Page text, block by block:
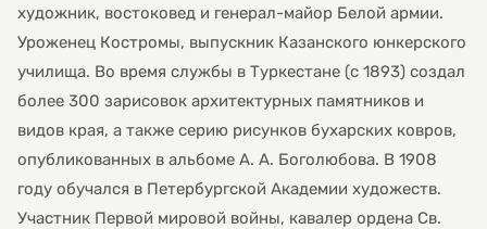
художник, востоковед и генерал-майор Белой армии.
Уроженец Костромы, выпускник Казанского юнкерского
училища. Во время службы в Туркестане (с 1893) создал
более 300 зарисовок архитектурных памятников и
видов края, а также серию рисунков бухарских ковров,
опубликованных в альбоме А. А. Боголюбова. В 1908
году обучался в Петербургской Академии художеств.
Участник Первой мировой войны, кавалер ордена Св.